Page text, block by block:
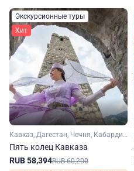
Экскурсионные туры
Хит
Кавказ, Дагестан, Чечня, Кабардино-Балкария, Северная Осетия, Ингушетия
Пять колец Кавказа
RUB 58,394RUB 60,200